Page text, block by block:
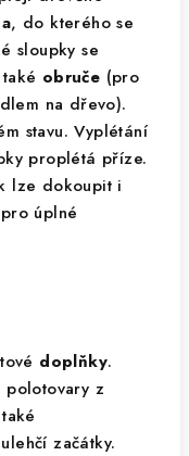
, do kterého se
sloupky se
obruče (pro
na dřevo).
stavu. Vyplétání
proplétá příze.
lze dokoupit i
úplné
doplňky.
polotovary z
začátky.